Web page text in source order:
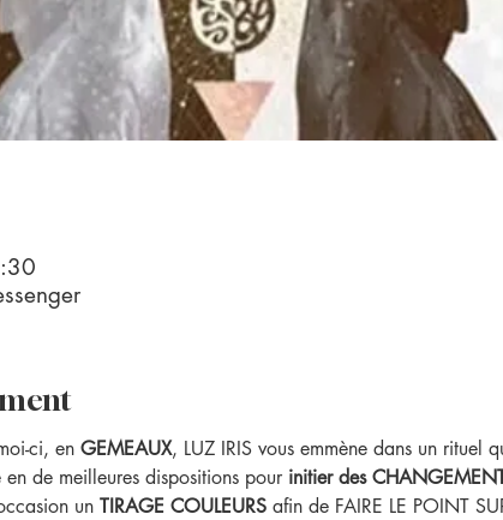
ci, en GEMEAUX, LUZ IRIS vous emmène dans un rituel
de meilleures dispositions pour initier des
un TIRAGE COULEURS afin de FAIRE LE POINT